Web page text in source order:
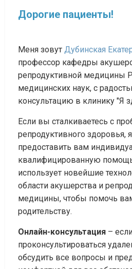
Дорогие пациенты!
Меня зовут Дубинская
профессор кафедры
репродуктивной медицины
медицинских наук, с
консультацию в клинику "Я
Если вы сталкиваетесь с
репродуктивного здоровья,
предоставить вам
квалифицированную
использует новейшие
области акушерства и
медицины, чтобы помочь
родительству.
Онлайн-консультация –
проконсультироваться
обсудить все вопросы и